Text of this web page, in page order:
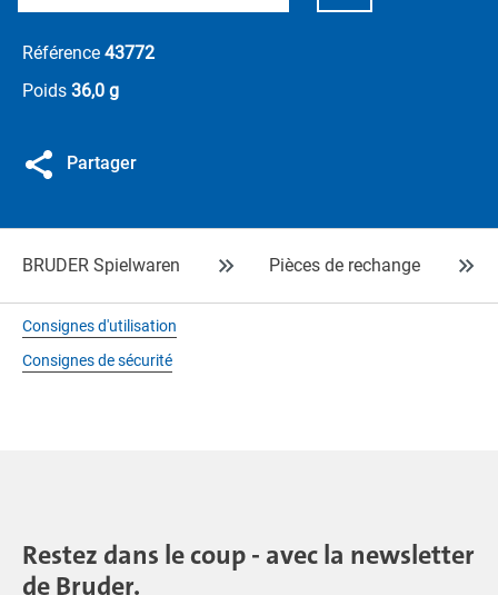
Référence 43772
Poids 36,0 g
Partager
BRUDER Spielwaren Pièces de rechange
Consignes d'utilisation
Consignes de sécurité
Restez dans le coup - avec la newsletter
de Bruder.